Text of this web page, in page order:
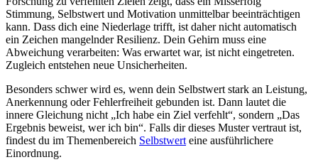
Stimmung, Selbstwert und Motivation unmittelbar beeinträchtigen
kann. Dass dich eine Niederlage trifft, ist daher nicht automatisch
ein Zeichen mangelnder Resilienz. Dein Gehirn muss eine
Abweichung verarbeiten: Was erwartet war, ist nicht eingetreten.
Zugleich entstehen neue Unsicherheiten.
Besonders schwer wird es, wenn dein Selbstwert stark an Leistung,
Anerkennung oder Fehlerfreiheit gebunden ist. Dann lautet die
innere Gleichung nicht „Ich habe ein Ziel verfehlt“, sondern „Das
Ergebnis beweist, wer ich bin“. Falls dir dieses Muster vertraut ist,
findest du im Themenbereich Selbstwerteine ausführlichere
Einordnung.